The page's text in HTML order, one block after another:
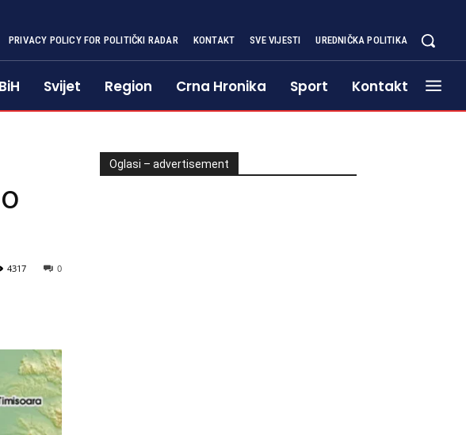
PRIVACY POLICY FOR POLITIČKI RADAR KONTAKT SVE VIJESTI UREDNIČKA POLITIKA
BiH Svijet Region Crna Hronika Sport Kontakt
0
4317
Oglasi – advertisement